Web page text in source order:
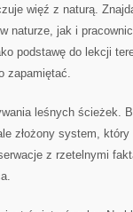
więź z naturą.
naturze, jak i
podstawę do lekcji
zapamiętać.
leśnych ścieżek.
złożony system,
z rzetelnymi